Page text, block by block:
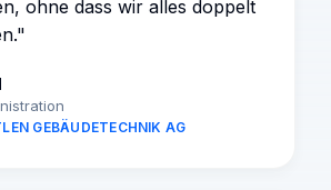
ohne dass wir alles doppelt
"
GEBÄUDETECHNIK AG